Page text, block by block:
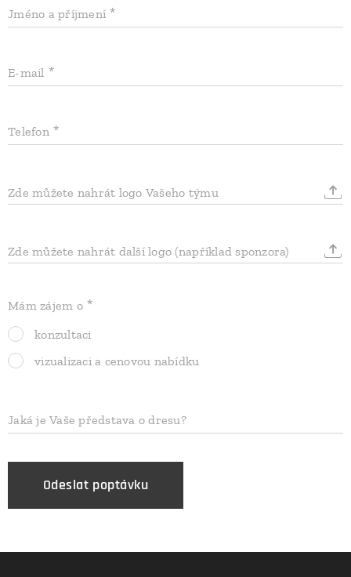
Jméno a příjmení
E-mail
Telefon
Zde můžete nahrát logo Vašeho týmu
Zde můžete nahrát další logo (například sponzora)
Mám zájem o
konzultaci
vizualizaci a cenovou nabídku
Jaká je Vaše představa o dresu?
Odeslat poptávku